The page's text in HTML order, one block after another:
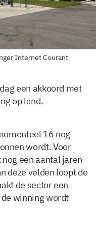
Internet Courant
een akkoord met
op land.
16 nog
wordt. Voor
een aantal jaren
deze velden loopt de
de sector een
winning wordt